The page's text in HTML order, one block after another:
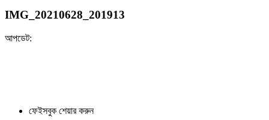
IMG_20210628_201913
আপডেট:
ফেইসবুক শেয়ার করুন